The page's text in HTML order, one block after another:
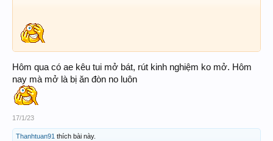
Hôm qua có ae kêu tui mở bát, rút kinh nghiệm ko mở. Hôm
nay mà mở là bị ăn đòn no luôn
17/1/23
Thanhtuan91 thích bài này.